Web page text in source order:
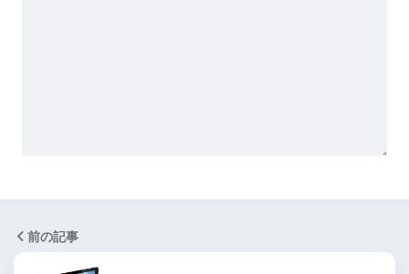
前の記事